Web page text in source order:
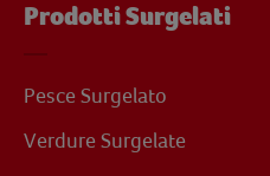
Prodotti Surgelati
Pesce Surgelato
Verdure Surgelate